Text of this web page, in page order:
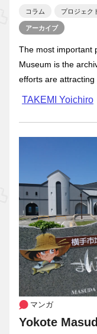
コラム プロジェク
アーカイブ
The most important
Museum is the
efforts are attracting
TAKEMI Yoichiro
マンガ
Yokote